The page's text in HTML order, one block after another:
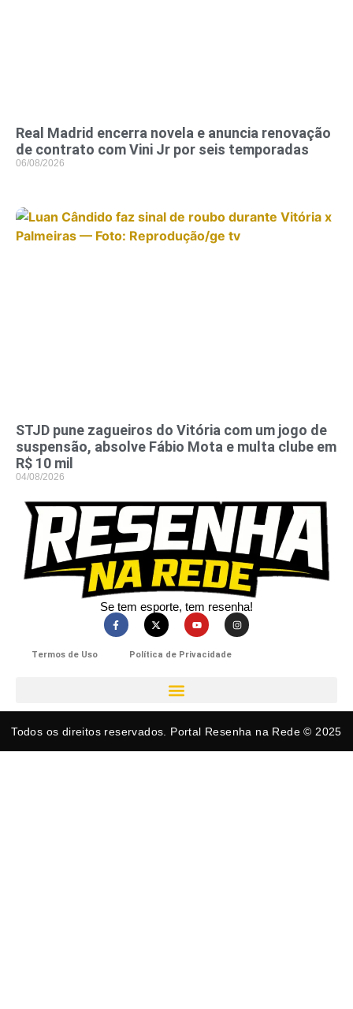
Real Madrid encerra novela e anuncia renovação
de contrato com Vini Jr por seis temporadas
06/08/2026
STJD pune zagueiros do Vitória com um jogo de
suspensão, absolve Fábio Mota e multa clube em
R$ 10 mil
04/08/2026
Se tem esporte, tem resenha!​
Termos de Uso Política de Privacidade
Todos os direitos reservados. Portal Resenha na Rede © 2025